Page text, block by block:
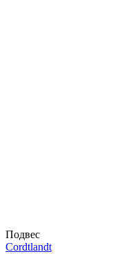
Подвес
Cordtlandt